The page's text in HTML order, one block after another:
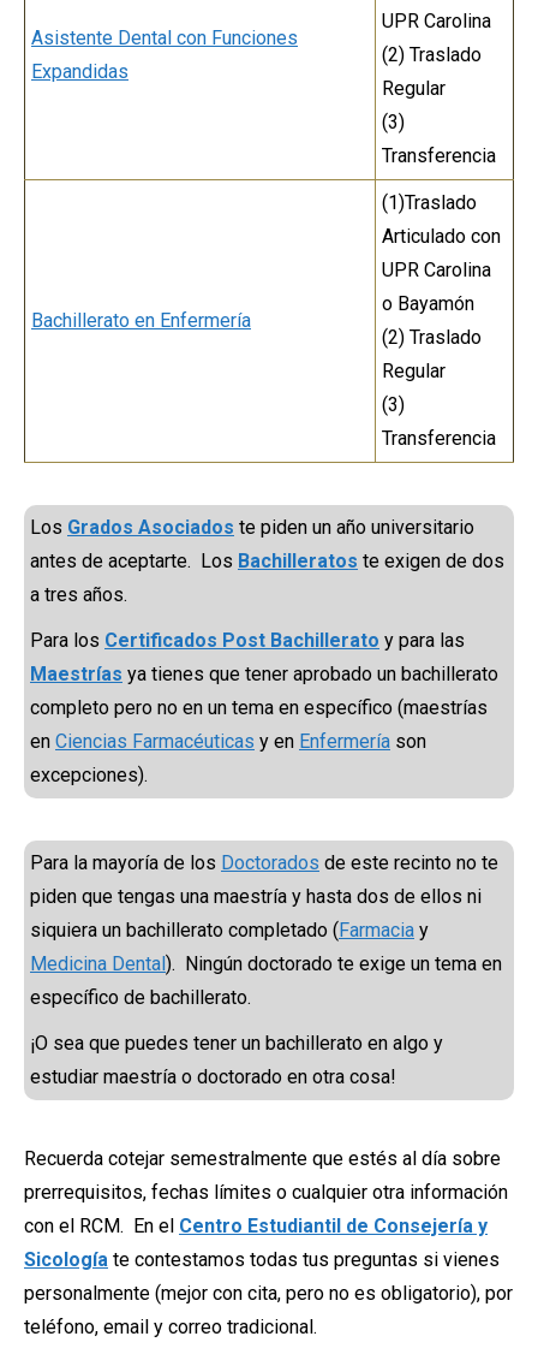
Asistente Dental con Funciones
Expandidas
UPR Carolina
(2) Traslado
Regular
(3)
Transferencia
Bachillerato en Enfermería
(1)Traslado
Articulado con
UPR Carolina
o Bayamón
(2) Traslado
Regular
(3)
Transferencia
Los Grados Asociados te piden un año universitario
antes de aceptarte. Los Bachilleratos te exigen de dos
a tres años.
Para los Certificados Post Bachillerato y para las
Maestrías ya tienes que tener aprobado un bachillerato
completo pero no en un tema en específico (maestrías
en Ciencias Farmacéuticas y en Enfermería son
excepciones).
Para la mayoría de los Doctorados de este recinto no te
piden que tengas una maestría y hasta dos de ellos ni
siquiera un bachillerato completado (Farmacia y
Medicina Dental). Ningún doctorado te exige un tema en
específico de bachillerato.
¡O sea que puedes tener un bachillerato en algo y
estudiar maestría o doctorado en otra cosa!
Recuerda cotejar semestralmente que estés al día sobre
prerrequisitos, fechas límites o cualquier otra información
con el RCM. En el Centro Estudiantil de Consejería y
Sicología te contestamos todas tus preguntas si vienes
personalmente (mejor con cita, pero no es obligatorio), por
teléfono, email y correo tradicional.